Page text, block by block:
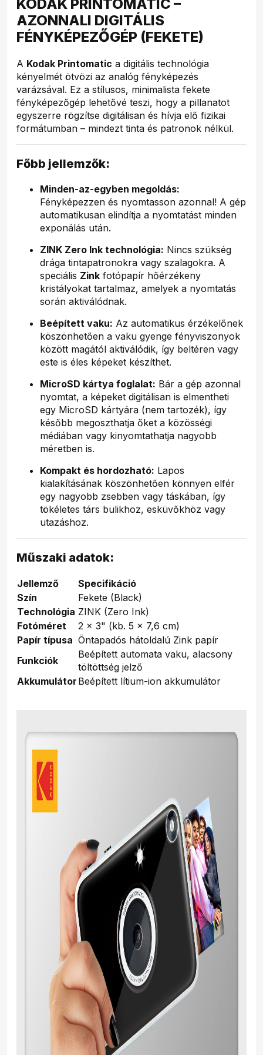
KODAK PRINTOMATIC –
AZONNALI DIGITÁLIS
FÉNYKÉPEZŐGÉP (FEKETE)
A Kodak Printomatic a digitális technológia
kényelmét ötvözi az analóg fényképezés
varázsával. Ez a stílusos, minimalista fekete
fényképezőgép lehetővé teszi, hogy a pillanatot
egyszerre rögzítse digitálisan és hívja elő fizikai
formátumban – mindezt tinta és patronok nélkül.
Főbb jellemzők:
Minden-az-egyben megoldás:
Fényképezzen és nyomtasson azonnal! A gép
automatikusan elindítja a nyomtatást minden
exponálás után.
ZINK Zero Ink technológia: Nincs szükség
drága tintapatronokra vagy szalagokra. A
speciális Zink fotópapír hőérzékeny
kristályokat tartalmaz, amelyek a nyomtatás
során aktiválódnak.
Beépített vaku: Az automatikus érzékelőnek
köszönhetően a vaku gyenge fényviszonyok
között magától aktiválódik, így beltéren vagy
este is éles képeket készíthet.
MicroSD kártya foglalat: Bár a gép azonnal
nyomtat, a képeket digitálisan is elmentheti
egy MicroSD kártyára (nem tartozék), így
később megoszthatja őket a közösségi
médiában vagy kinyomtathatja nagyobb
méretben is.
Kompakt és hordozható: Lapos
kialakításának köszönhetően könnyen elfér
egy nagyobb zsebben vagy táskában, így
tökéletes társ bulikhoz, esküvőkhöz vagy
utazáshoz.
Műszaki adatok:
Jellemző
Specifikáció
Szín
Fekete (Black)
Technológia ZINK (Zero Ink)
Fotóméret
2 x 3" (kb. 5 x 7,6 cm)
Papír típusa Öntapadós hátoldalú Zink papír
Funkciók
Beépített automata vaku, alacsony
töltöttség jelző
Akkumulátor Beépített lítium-ion akkumulátor